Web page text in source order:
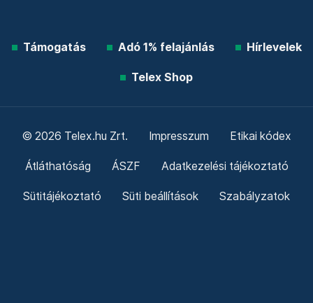
Támogatás Adó 1% felajánlás Hírlevelek
Telex Shop
© 2026 Telex.hu Zrt. Impresszum Etikai kódex
Átláthatóság ÁSZF Adatkezelési tájékoztató
Sütitájékoztató Süti beállítások Szabályzatok